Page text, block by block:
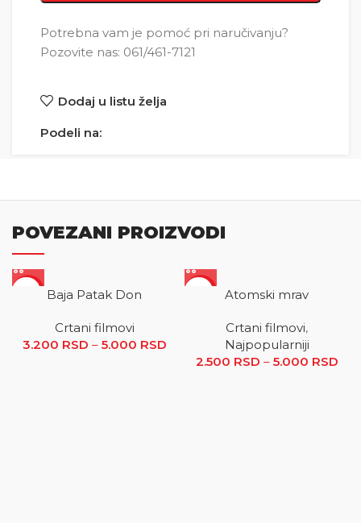
Potrebna vam je pomoć pri naručivanju?
Pozovite nas: 061/461-7121
Dodaj u listu želja
Podeli na:
POVEZANI PROIZVODI
Baja Patak Don
Crtani filmovi
3.200 RSD – 5.000 RSD
Raspon cena: od 3.200 RSD
do 5.000 RSD
Atomski mrav
Crtani filmovi,
Najpopularniji
2.500 RSD – 5.000 RSD